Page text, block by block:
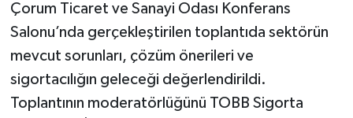
Çorum Ticaret ve Sanayi Odası Konferans
Salonu’nda gerçekleştirilen toplantıda sektörün
mevcut sorunları, çözüm önerileri ve
sigortacılığın geleceği değerlendirildi.
Toplantının moderatörlüğünü TOBB Sigorta
Osmancık
Sungurlu
Uğurludağ